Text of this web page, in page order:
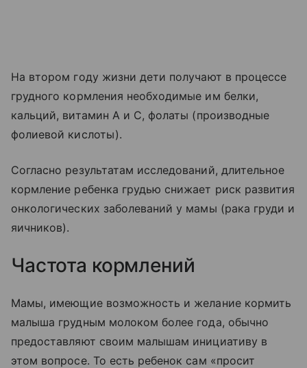
На втором году жизни дети получают в процессе
грудного кормления необходимые им белки,
кальций, витамин А и С, фолаты (производные
фолиевой кислоты).
Согласно результатам исследований, длительное
кормление ребенка грудью снижает риск развития
онкологических заболеваний у мамы (рака груди и
яичников).
Частота кормлений
Мамы, имеющие возможность и желание кормить
малыша грудным молоком более года, обычно
предоставляют своим малышам инициативу в
этом вопросе. То есть ребенок сам «просит